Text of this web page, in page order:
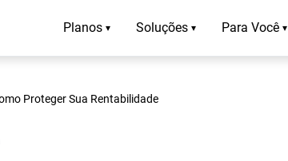
Planos ▾ Soluções ▾ Para Você ▾
Proteger Sua Rentabilidade